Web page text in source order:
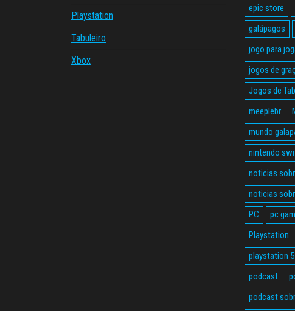
Playstation
Tabuleiro
Xbox
epic store
galápagos
jogo para
jogos de
Jogos de
meeplebr
mundo
nintendo
noticias
noticias
PC
pc
Playstation
playstation 5
podcast
podcast